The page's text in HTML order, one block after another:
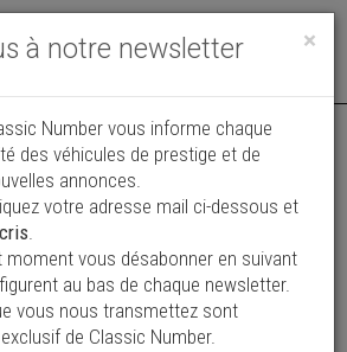
Toggle
le 06/08/2026 ( il y a 2 jours )
90 TD4 2.4 \'2007
km
×
à notre newsletter
Number vous informe chaque
des véhicules de prestige et de
annonces.
votre adresse mail ci-dessous et
.
vous désabonner en suivant
au bas de chaque newsletter.
vous nous transmettez sont
de Classic Number.